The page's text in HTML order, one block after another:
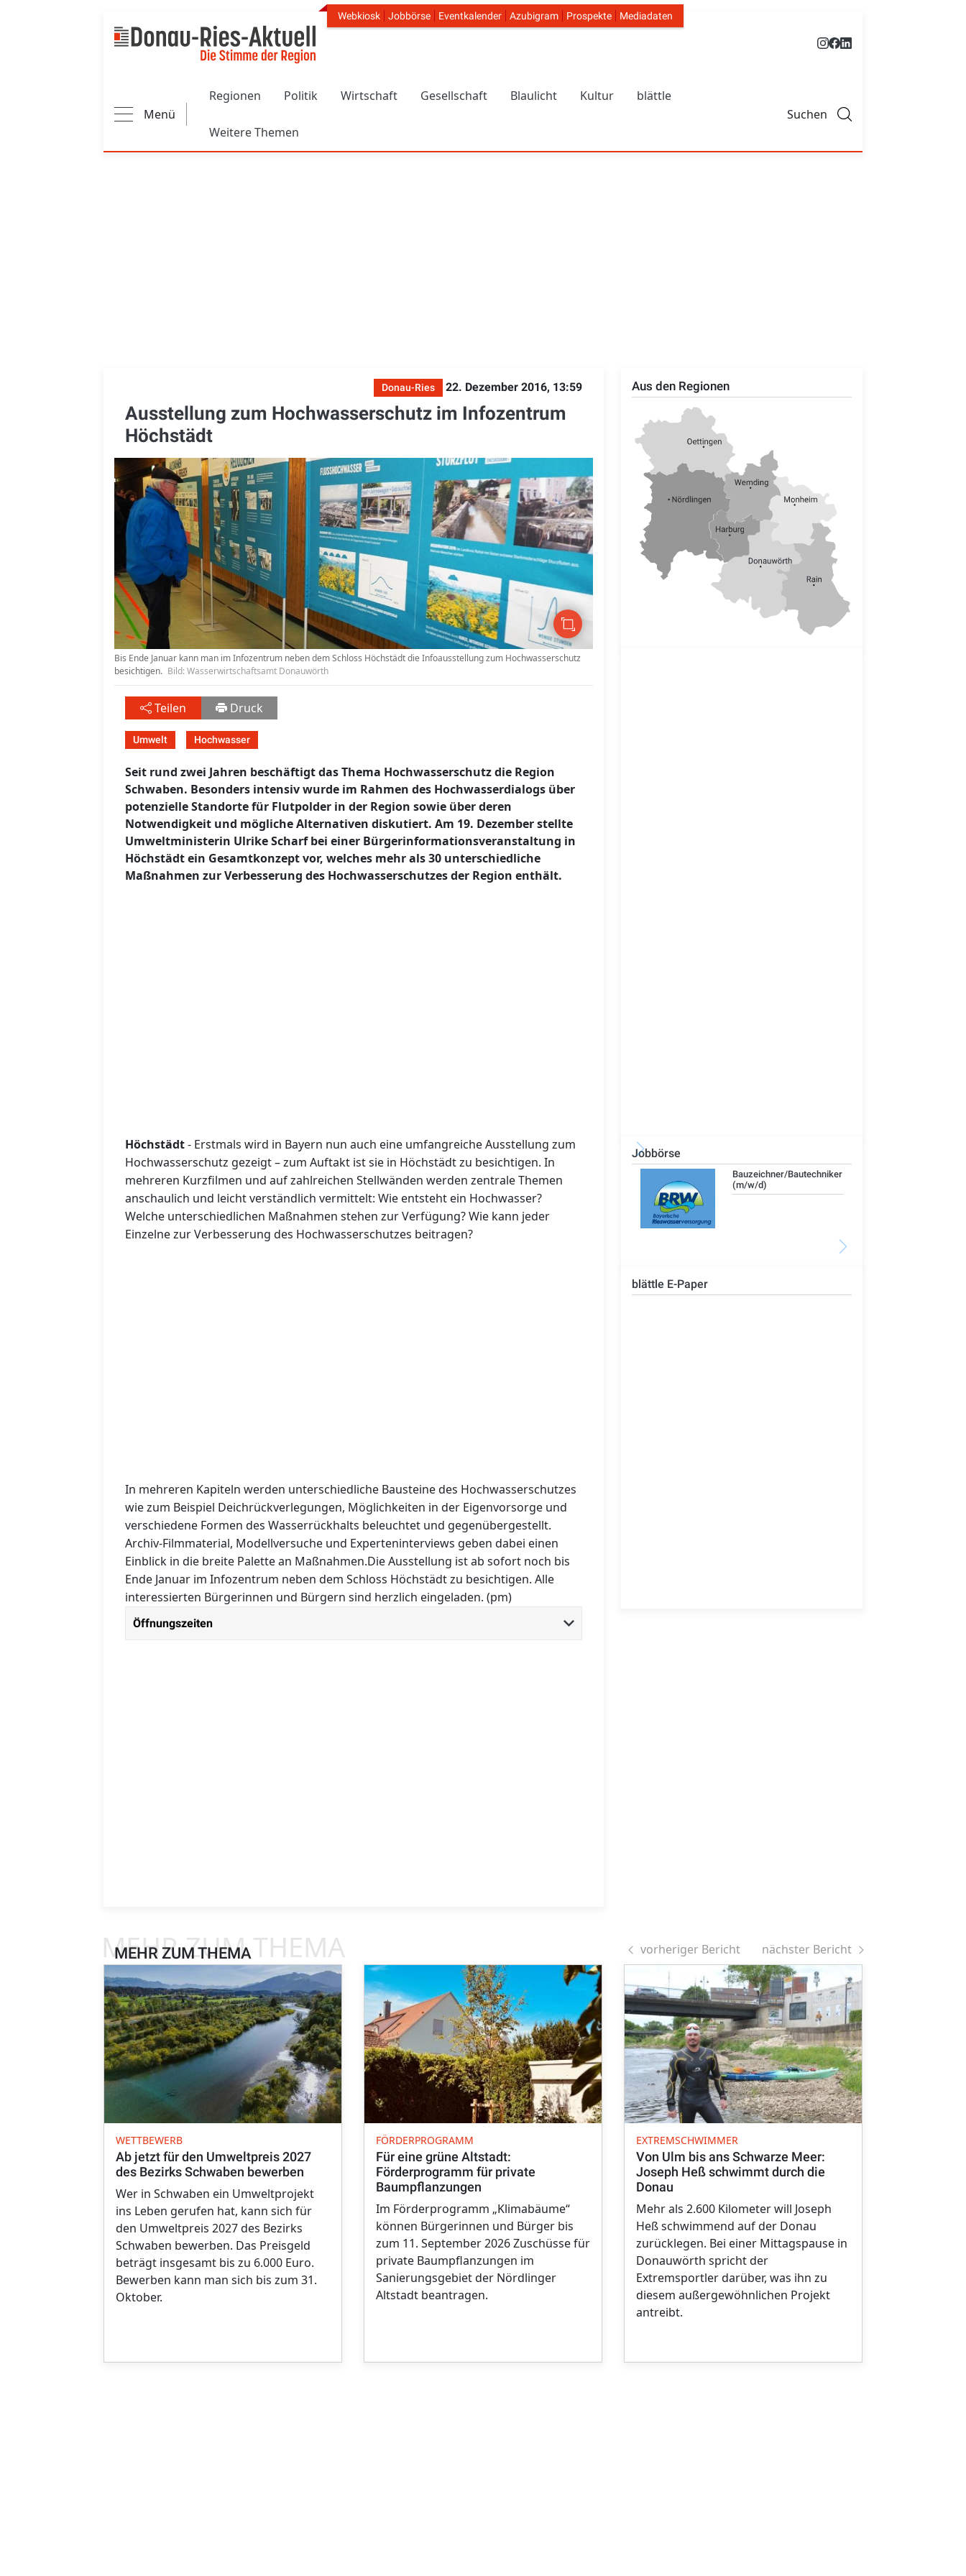
Header Navigation
Webkiosk Jobbörse Eventkalender Azubigram Prospekte Mediadaten
Menü
Regionen Politik Wirtschaft Gesellschaft Blaulicht Kultur blättle
Weitere Themen
Suchen
Donau-Ries 22. Dezember 2016, 13:59
Ausstellung zum Hochwasserschutz im Infozentrum
Höchstädt
Bis Ende Januar kann man im Infozentrum neben dem Schloss Höchstädt die Infoausstellung zum Hochwasserschutz
besichtigen. Bild: Wasserwirtschaftsamt Donauwörth
Teilen Druck
Umwelt Hochwasser
Seit rund zwei Jahren beschäftigt das Thema Hochwasserschutz die Region
Schwaben. Besonders intensiv wurde im Rahmen des Hochwasserdialogs über
potenzielle Standorte für Flutpolder in der Region sowie über deren
Notwendigkeit und mögliche Alternativen diskutiert. Am 19. Dezember stellte
Umweltministerin Ulrike Scharf bei einer Bürgerinformationsveranstaltung in
Höchstädt ein Gesamtkonzept vor, welches mehr als 30 unterschiedliche
Maßnahmen zur Verbesserung des Hochwasserschutzes der Region enthält.
Höchstädt- Erstmals wird in Bayern nun auch eine umfangreiche Ausstellung zum
Hochwasserschutz gezeigt – zum Auftakt ist sie in Höchstädt zu besichtigen. In
mehreren Kurzfilmen und auf zahlreichen Stellwänden werden zentrale Themen
anschaulich und leicht verständlich vermittelt: Wie entsteht ein Hochwasser?
Welche unterschiedlichen Maßnahmen stehen zur Verfügung? Wie kann jeder
Einzelne zur Verbesserung des Hochwasserschutzes beitragen?
In mehreren Kapiteln werden unterschiedliche Bausteine des Hochwasserschutzes
wie zum Beispiel Deichrückverlegungen, Möglichkeiten in der Eigenvorsorge und
verschiedene Formen des Wasserrückhalts beleuchtet und gegenübergestellt.
Archiv-Filmmaterial, Modellversuche und Experteninterviews geben dabei einen
Einblick in die breite Palette an Maßnahmen.Die Ausstellung ist ab sofort noch bis
Ende Januar im Infozentrum neben dem Schloss Höchstädt zu besichtigen. Alle
interessierten Bürgerinnen und Bürgern sind herzlich eingeladen. (pm)
Öffnungszeiten
Aus den Regionen
Jobbörse
Bauzeichner/Bautechniker
(m/w/d)
Technischer Leiter -
Bauleiter (m/w/d)
blättle E-Paper
MEHR ZUM THEMA
MEHR ZUM THEMA vorheriger Bericht nächster Bericht
WETTBEWERB
Ab jetzt für den Umweltpreis 2027
des Bezirks Schwaben bewerben
Wer in Schwaben ein Umweltprojekt
ins Leben gerufen hat, kann sich für
den Umweltpreis 2027 des Bezirks
Schwaben bewerben. Das Preisgeld
beträgt insgesamt bis zu 6.000 Euro.
Bewerben kann man sich bis zum 31.
Oktober.
FÖRDERPROGRAMM
Für eine grüne Altstadt:
Förderprogramm für private
Baumpflanzungen
Im Förderprogramm „Klimabäume“
können Bürgerinnen und Bürger bis
zum 11. September 2026 Zuschüsse für
private Baumpflanzungen im
Sanierungsgebiet der Nördlinger
Altstadt beantragen.
EXTREMSCHWIMMER
Von Ulm bis ans Schwarze Meer:
Joseph Heß schwimmt durch die
Donau
Mehr als 2.600 Kilometer will Joseph
Heß schwimmend auf der Donau
zurücklegen. Bei einer Mittagspause in
Donauwörth spricht der
Extremsportler darüber, was ihn zu
diesem außergewöhnlichen Projekt
antreibt.